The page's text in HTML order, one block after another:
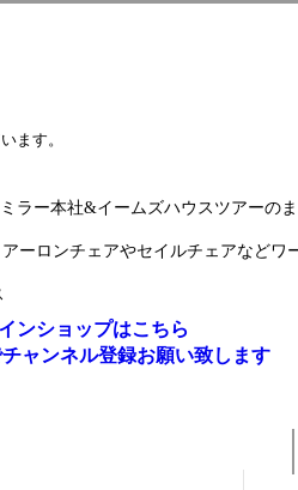
ます。
ラー本社&イームズハウスツアーの
アーロンチェアやセイルチェアなどワ
ンショップはこちら
ャンネル登録お願い致します